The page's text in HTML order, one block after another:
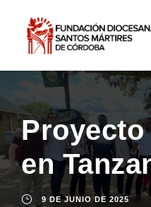
Proyecto
en
9 DE JUNIO DE 2025